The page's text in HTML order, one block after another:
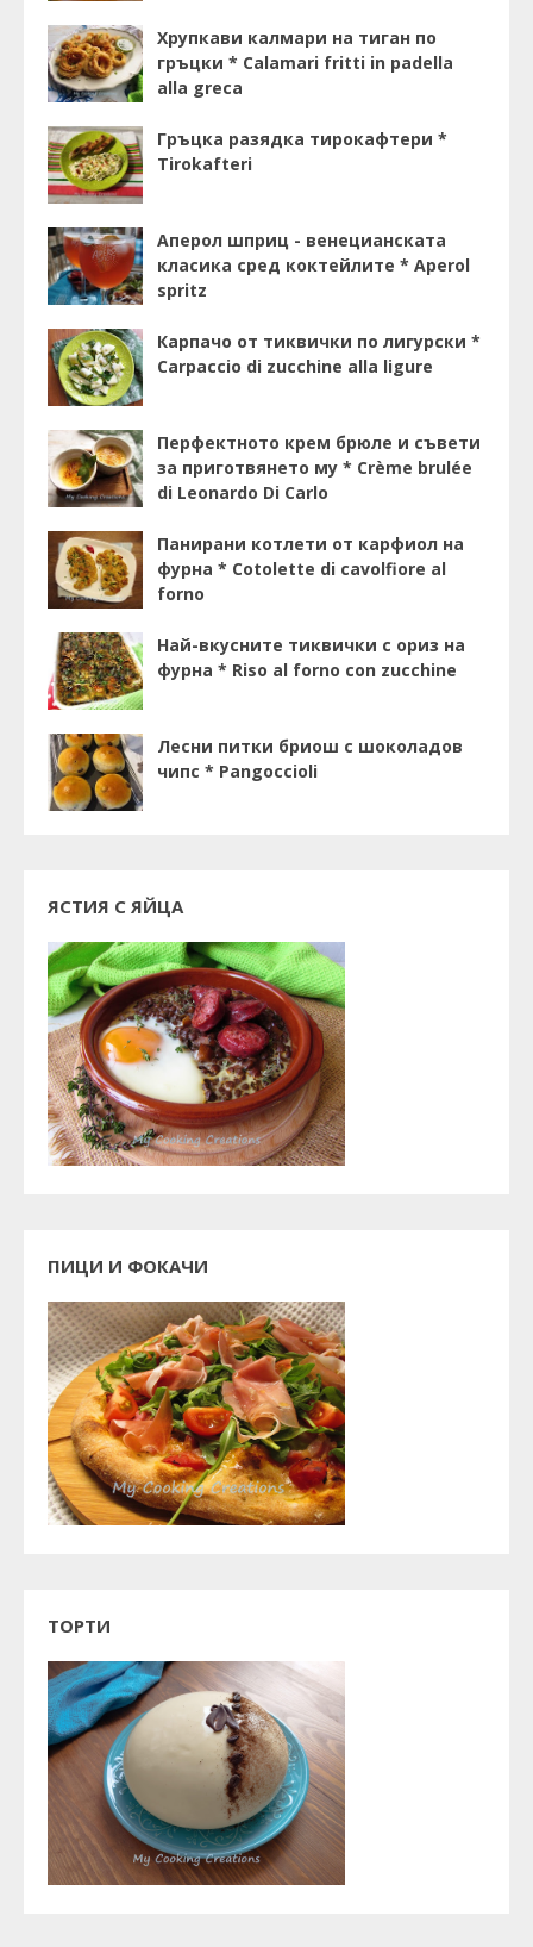
Хрупкави калмари на тиган по
гръцки * Calamari fritti in padella
alla greca
Гръцка разядка тирокафтери *
Tirokafteri
Аперол шприц - венецианската
класика сред коктейлите * Aperol
spritz
Карпачо от тиквички по лигурски *
Carpaccio di zucchine alla ligure
Перфектното крем брюле и съвети
за приготвянето му * Crème brulée
di Leonardo Di Carlo
Панирани котлети от карфиол на
фурна * Cotolette di cavolfiore al
forno
Най-вкусните тиквички с ориз на
фурна * Riso al forno con zucchine
Лесни питки бриош с шоколадов
чипс * Pangoccioli
ЯСТИЯ С ЯЙЦА
ПИЦИ И ФОКАЧИ
ТОРТИ